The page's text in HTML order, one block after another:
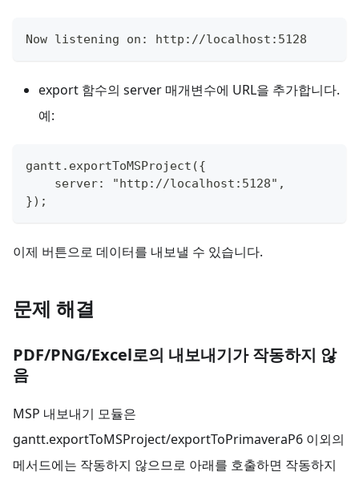
Now listening on: http://localhost:5128
export 함수의 server 매개변수에 URL을 추가합니다.
예:
gantt.exportToMSProject({
    server: "http://localhost:5128",
});
이제 버튼으로 데이터를 내보낼 수 있습니다.
문제 해결
PDF/PNG/Excel로의 내보내기가 작동하지 않
음
MSP 내보내기 모듈은
gantt.exportToMSProject/exportToPrimaveraP6 이외의
메서드에는 작동하지 않으므로 아래를 호출하면 작동하지